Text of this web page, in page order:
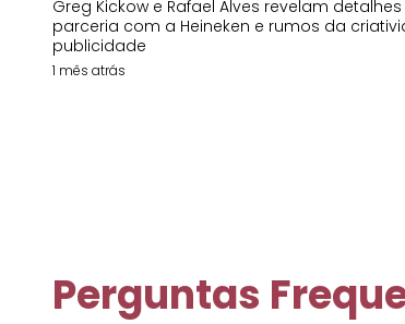
Greg Kickow e Rafael Alves revelam
parceria com a Heineken e rumos da
publicidade
1 mês atrás
Perguntas